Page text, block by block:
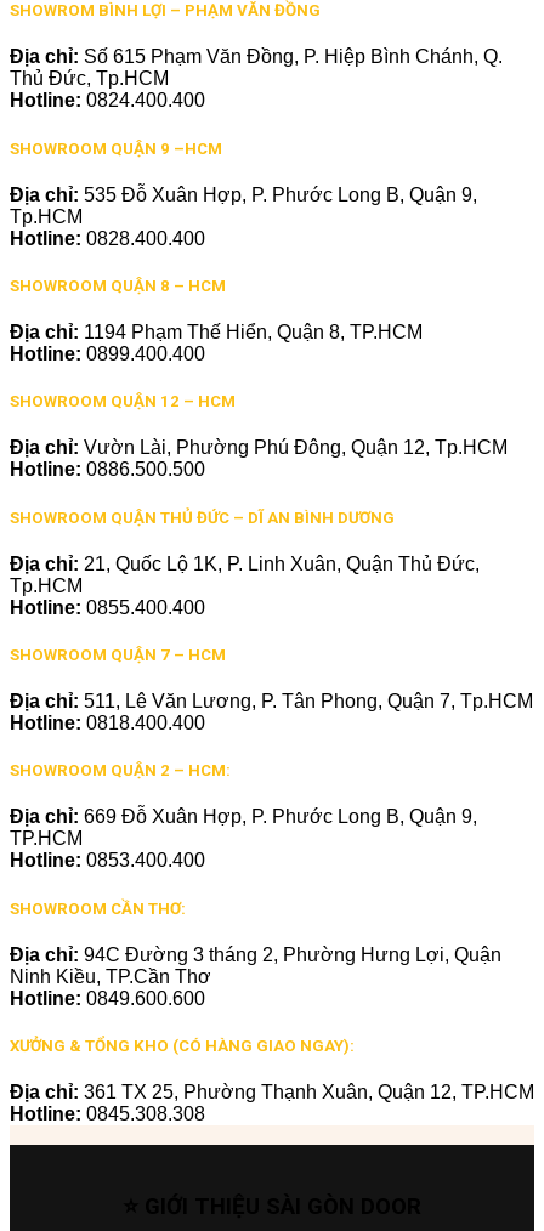
SHOWROM BÌNH LỢI – PHẠM VĂN ĐỒNG
Địa chỉ: Số 615 Phạm Văn Đồng, P. Hiệp Bình Chánh, Q.
Thủ Đức, Tp.HCM
Hotline: 0824.400.400
SHOWROOM QUẬN 9 –HCM
Địa chỉ: 535 Đỗ Xuân Hợp, P. Phước Long B, Quận 9,
Tp.HCM
Hotline: 0828.400.400
SHOWROOM QUẬN 8 – HCM
Địa chỉ: 1194 Phạm Thế Hiển, Quận 8, TP.HCM
Hotline: 0899.400.400
SHOWROOM QUẬN 12 – HCM
Địa chỉ: Vườn Lài, Phường Phú Đông, Quận 12, Tp.HCM
Hotline: 0886.500.500
SHOWROOM QUẬN THỦ ĐỨC – DĨ AN BÌNH DƯƠNG
Địa chỉ: 21, Quốc Lộ 1K, P. Linh Xuân, Quận Thủ Đức,
Tp.HCM
Hotline: 0855.400.400
SHOWROOM QUẬN 7 – HCM
Địa chỉ: 511, Lê Văn Lương, P. Tân Phong, Quận 7, Tp.HCM
Hotline: 0818.400.400
SHOWROOM QUẬN 2 – HCM:
Địa chỉ: 669 Đỗ Xuân Hợp, P. Phước Long B, Quận 9,
TP.HCM
Hotline: 0853.400.400
SHOWROOM CẦN THƠ:
Địa chỉ: 94C Đường 3 tháng 2, Phường Hưng Lợi, Quận
Ninh Kiều, TP.Cần Thơ
Hotline: 0849.600.600
XƯỞNG & TỔNG KHO (CÓ HÀNG GIAO NGAY):
Địa chỉ: 361 TX 25, Phường Thạnh Xuân, Quận 12, TP.HCM
Hotline: 0845.308.308